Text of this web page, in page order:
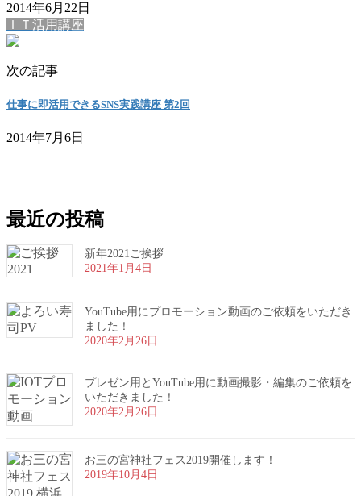
2014年6月22日
ＩＴ活用講座
次の記事
仕事に即活用できるSNS実践講座 第2回
2014年7月6日
最近の投稿
新年2021ご挨拶
2021年1月4日
YouTube用にプロモーション動画のご依頼をいただき
ました！
2020年2月26日
プレゼン用とYouTube用に動画撮影・編集のご依頼を
いただきました！
2020年2月26日
お三の宮神社フェス2019開催します！
2019年10月4日